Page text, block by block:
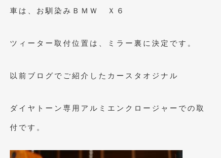
車は、お馴染みＢＭＷ Ｘ６
ツィーター取付位置は、ミラー裏に決定です。
以前ブログでご紹介したカースタオジナル
ダイヤトーン専用アルミエンクロージャーでの取
付です。